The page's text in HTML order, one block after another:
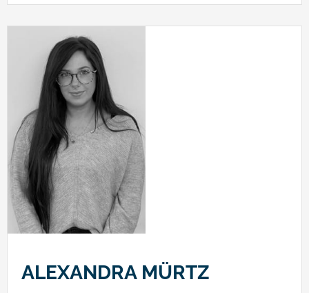
ALEXANDRA MÜRTZ